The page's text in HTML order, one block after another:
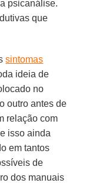
psicanálise.
que
sintomas
ideia de
no
outro antes de
relação com
isso ainda
em tantos
de
dos manuais